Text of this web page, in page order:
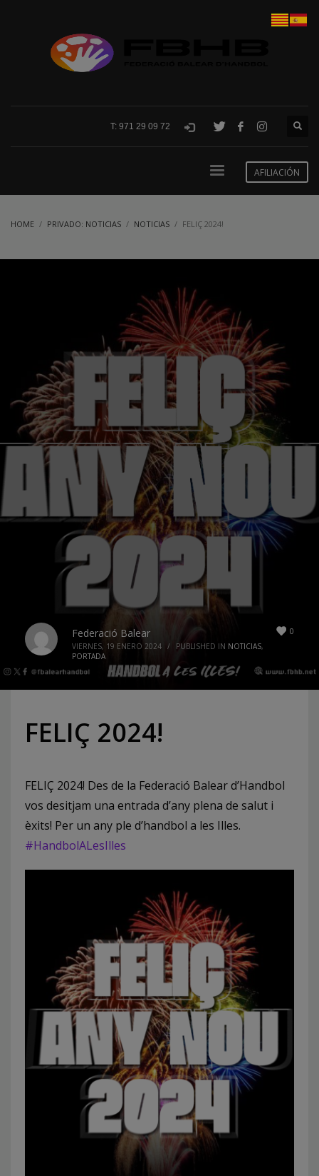
T: 971 29 09 72
AFILIACIÓN
HOME PRIVADO: NOTICIAS NOTICIAS FELIÇ 2024!
0
Federació Balear
VIERNES, 19 ENERO 2024 / PUBLISHED IN NOTICIAS,
PORTADA
FELIÇ 2024!
FELIÇ 2024! Des de la Federació Balear d’Handbol
vos desitjam una entrada d’any plena de salut i
èxits! Per un any ple d’handbol a les Illes.
#HandbolALesIlles